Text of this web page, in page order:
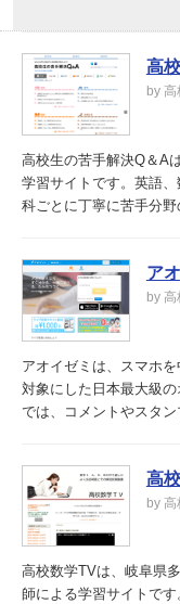
高
by
高校生の苦手解決Q＆A
学習サイトです。英語
科ごとに丁寧に苦手分野
ア
by
アオイゼミは、スマホ
対象にした日本最大級
では、コメントやスタン
高
by
高校数学TVは、岐阜県
師による学習サイトで